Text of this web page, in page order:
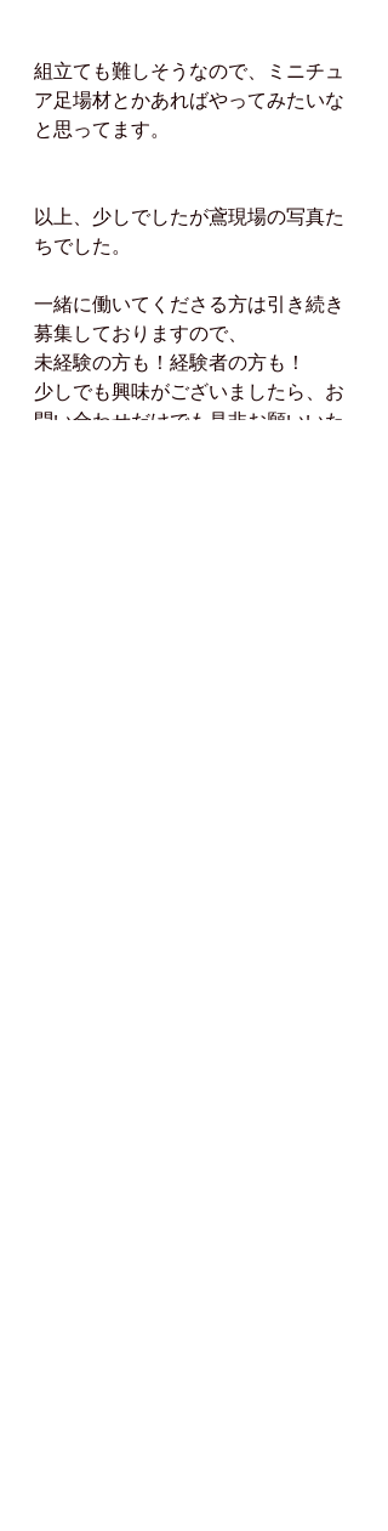
組立ても難しそうなので、ミニチュ
ア足場材とかあればやってみたいな
と思ってます。
以上、少しでしたが鳶現場の写真た
ちでした。
一緒に働いてくださる方は引き続き
募集しておりますので、
未経験の方も！経験者の方も！
少しでも興味がございましたら、お
問い合わせだけでも是非お願いいた